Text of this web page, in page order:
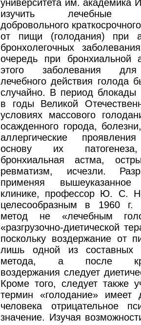
университета им. академика
изучить лечебные
добровольного
от пищи (голодания) при
бронхолегочных
очередь при бронхиальной
этого заболевания
лечебного действия голода
случайно. В период блокады
в годы Великой
условиях массового
осажденного города,
аллергические
основу их
бронхиальная астма,
ревматизм, исчезли.
применяя
клинике, профессор Ю. С.
целесообразным в 1960 г.
метод не «лечебным
«разгрузочно-диетической
поскольку воздержание от
лишь одной из составных
метода, а после
воздержания следует
Кроме того, следует также
термин «голодание» имеет
человека отрицательное
значение. Изучая